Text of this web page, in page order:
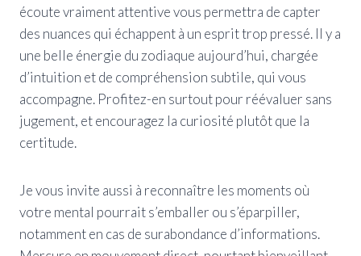
écoute vraiment attentive vous permettra de capter
des nuances qui échappent à un esprit trop pressé. Il y a
une belle énergie du zodiaque aujourd’hui, chargée
d’intuition et de compréhension subtile, qui vous
accompagne. Profitez-en surtout pour réévaluer sans
jugement, et encouragez la curiosité plutôt que la
certitude.
Je vous invite aussi à reconnaître les moments où
votre mental pourrait s’emballer ou s’éparpiller,
notamment en cas de surabondance d’informations.